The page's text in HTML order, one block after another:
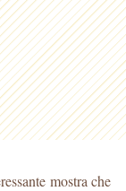
mostra che